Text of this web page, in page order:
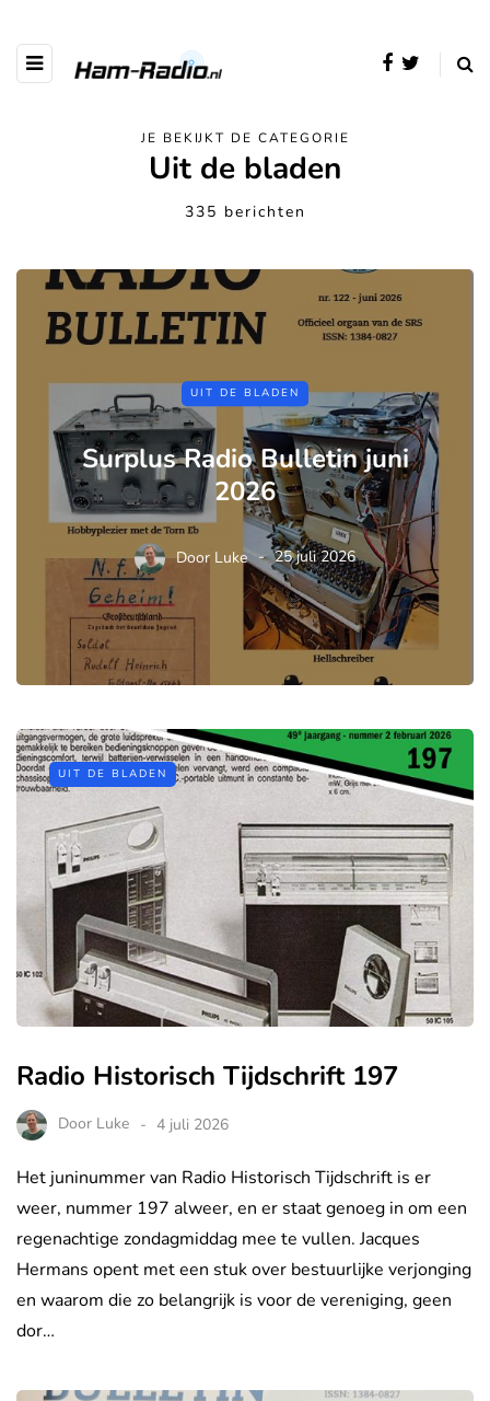
JE BEKIJKT DE CATEGORIE
Uit de bladen
335 berichten
UIT DE BLADEN
Surplus Radio Bulletin juni
2026
Door Luke 25 juli 2026
UIT DE BLADEN
Radio Historisch Tijdschrift 197
Door Luke 4 juli 2026
Het juninummer van Radio Historisch Tijdschrift is er
weer, nummer 197 alweer, en er staat genoeg in om een
regenachtige zondagmiddag mee te vullen. Jacques
Hermans opent met een stuk over bestuurlijke verjonging
en waarom die zo belangrijk is voor de vereniging, geen
dor…